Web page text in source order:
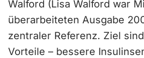
Walford (Lisa Walford war
überarbeiteten Ausgabe
zentraler Referenz. Ziel
Vorteile – bessere